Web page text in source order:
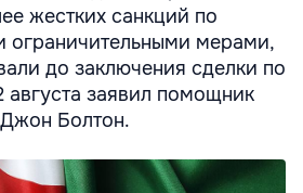
жестких санкций по
ограничительными мерами,
до заключения сделки по
августа заявил помощник
Болтон.